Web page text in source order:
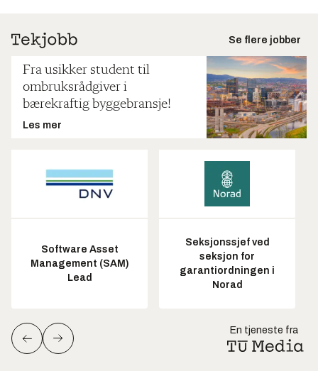
Se flere jobber
Fra usikker student til
ombruksrådgiver i
bærekraftig byggebransje!
Les mer
Software Asset
Management (SAM)
Lead
Seksjonssjef ved
seksjon for
garantiordningen i
Norad
En tjeneste fra